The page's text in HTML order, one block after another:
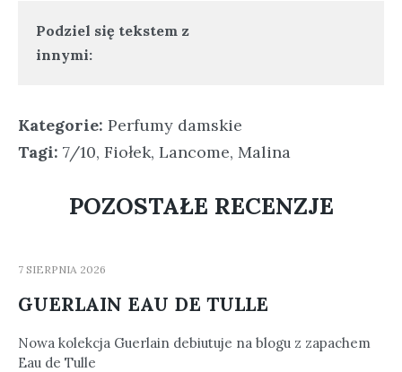
Podziel się tekstem z
innymi:
Kategorie: Perfumy damskie
Tagi: 7/10, Fiołek, Lancome, Malina
POZOSTAŁE RECENZJE
7 SIERPNIA 2026
GUERLAIN EAU DE TULLE
Nowa kolekcja Guerlain debiutuje na blogu z zapachem
Eau de Tulle